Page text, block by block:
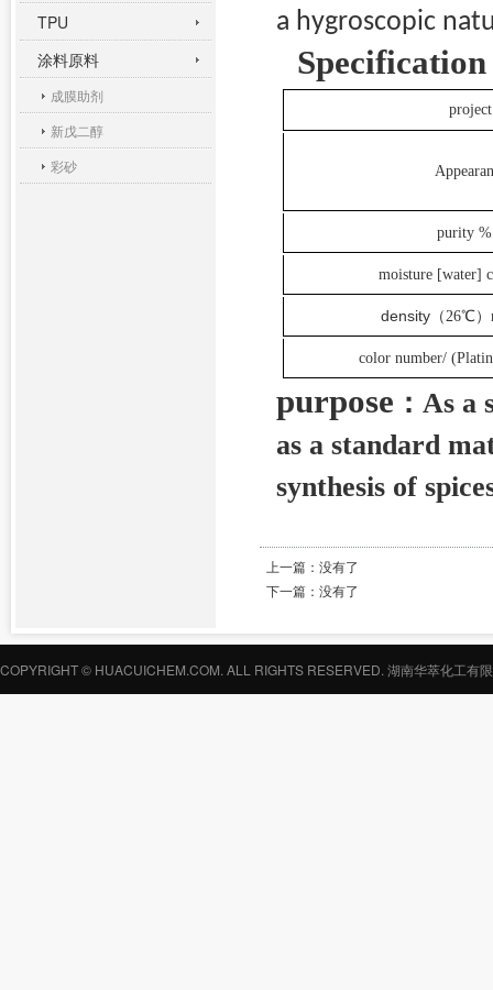
TPU
涂料原料
成膜助剂
新戊二醇
彩砂
a hygroscopic
Specification
project
purity
moisture [water]
density（26℃）
color number/
purpose ： As a
as a standard
synthesis of
上一篇： 没有了
下一篇： 没有了
COPYRIGHT © HUACUICHEM.COM. ALL RIGHTS RESERVED. 湖南华萃化工有